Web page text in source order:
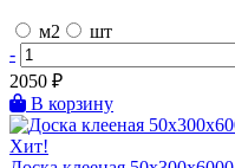
м2
шт
-
2050 ₽
В корзину
Хит!